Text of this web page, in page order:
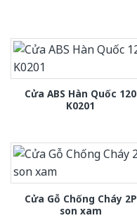
Cửa ABS Hàn Quốc 120
K0201
Cửa Gỗ Chống Cháy 2P
son xam